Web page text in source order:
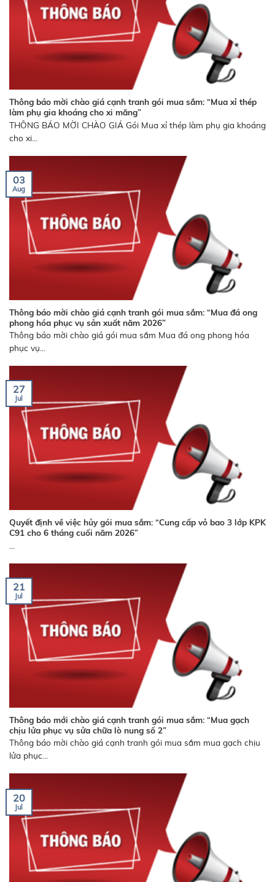
Thông báo mời chào giá cạnh tranh gói mua sắm: “Mua xỉ thép
làm phụ gia khoáng cho xi măng”
THÔNG BÁO MỜI CHÀO GIÁ Gói Mua xỉ thép làm phụ gia khoáng
cho xi...
Thông báo mời chào giá cạnh tranh gói mua sắm: “Mua đá ong
phong hóa phục vụ sản xuất năm 2026”
Thông báo mời chào giá gói mua sắm Mua đá ong phong hóa
phục vụ...
03
Aug
Quyết định về việc hủy gói mua sắm: “Cung cấp vỏ bao 3 lớp KPK
C91 cho 6 tháng cuối năm 2026”
27
Jul
Thông báo mới chào giá cạnh tranh gói mua sắm: “Mua gạch
chịu lửa phục vụ sửa chữa lò nung số 2”
Thông báo mời chào giá cạnh tranh gói mua sắm mua gạch chịu
lửa phục...
21
Jul
20
Jul